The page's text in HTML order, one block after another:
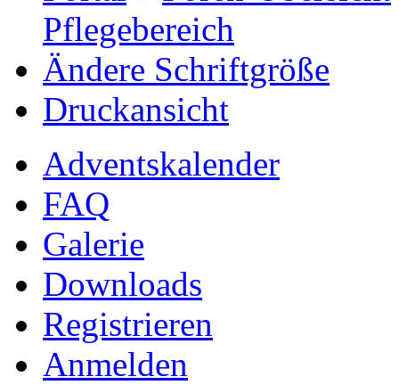
Pflegebereich
Ändere Schriftgröße
Druckansicht
Adventskalender
FAQ
Galerie
Downloads
Registrieren
Anmelden